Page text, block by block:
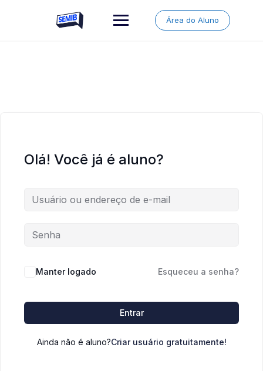
Área do Aluno
Olá! Você já é aluno?
Manter logado Esqueceu a senha?
Entrar
Ainda não é aluno?Criar usuário gratuitamente!